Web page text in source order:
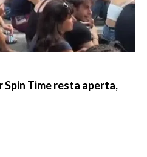
Time resta aperta,